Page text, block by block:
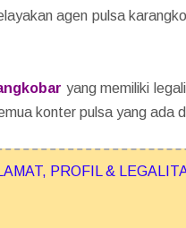
agen pulsa
yang memiliki
konter pulsa yang ada
PROFIL &